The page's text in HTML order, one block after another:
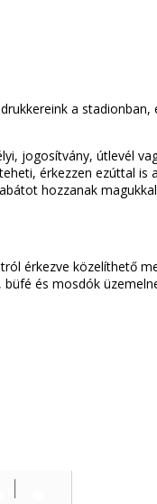
a stadionban,
jogosítvány, útlevél
érkezzen ezúttal is a
hozzanak magukkal
érkezve közelíthető
és mosdók